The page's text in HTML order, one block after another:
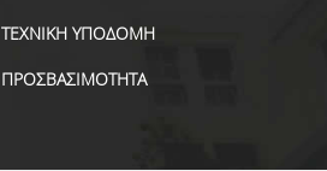
ΤΕΧΝΙΚΗ ΥΠΟΔΟΜΗ
ΠΡΟΣΒΑΣΙΜΟΤΗΤΑ